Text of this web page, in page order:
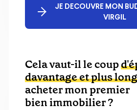
JE DECOUVRE MON
VIRGIL
Cela vaut-il le coup
davantage et plus
acheter mon premier
bien immobilier ?